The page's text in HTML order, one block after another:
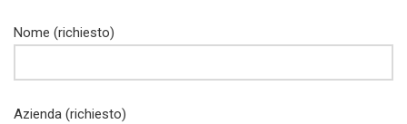
Nome (richiesto)
Azienda (richiesto)